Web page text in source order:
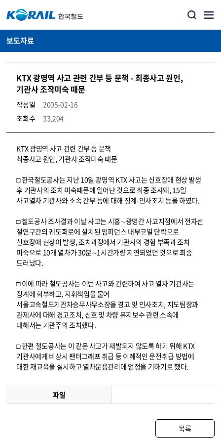
보도자료
KTX 광명역 사고 관련 간부 등 문책 - 최종사고 원인,
기관사 조작미숙 때문
작성일
2005-02-16
조회수
33,204
뉴스·홍보_보도자료 상세보기 – 내용, 파일, 담당자 연락처로 구성
KTX 광명역 사고 관련 간부 등 문책
최종사고 원인, 기관사 조작미숙 때문
□ 한국철도공사는 지난 10일 광명역 KTX 사고는 신호장애 현상 발생
후 기관사의 조치 미숙때문에 일어난 것으로 최종 조사돼, 15일
사고열차 기관사와 소속 간부 등에 대해 징계·인사조치 등을 하였다.
□ 철도공사 조사결과 이날 사고는 시흥∼광명간 사고지점에서 전차선
절연구간의 궤도회로에 설치된 임피던스 내부코일 단락으로
신호장애 현상이 발생, 조치과정에서 기관사의 경험 부족과 조치
미숙으로 10개 열차가 30분∼1시간가량 지연되었던 것으로 최종
드러났다.
□ 이에 따라 철도공사는 이번 사고와 관련하여 사고 열차 기관사는
징계에 회부하고, 지휘책임을 물어
서울고속철도기관차승무사무소장을 경고 및 인사조치, 지도팀장과
관제사에 대해 경고조치, 신호 및 차량 유지보수 관련 소속에
대해서는 기관주의 조치했다.
□ 한편 철도공사는 이 같은 사고가 재발되지 않도록 하기 위해 KTX
기관사에게 비상시 팬터그래프 취급 등 이례적인 운전취급 방법에
대한 재교육을 실시하고 열차운용관리에 엄정을 기하기로 했다.
파일
목록